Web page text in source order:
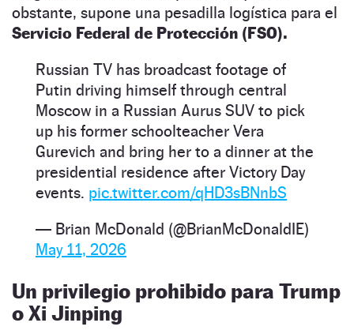
obstante, supone una pesadilla logística para el
Servicio Federal de Protección (FSO).
Russian TV has broadcast footage of
Putin driving himself through central
Moscow in a Russian Aurus SUV to pick
up his former schoolteacher Vera
Gurevich and bring her to a dinner at the
presidential residence after Victory Day
events. pic.twitter.com/qHD3sBNnbS
— Brian McDonald (@BrianMcDonaldIE)
May 11, 2026
Un privilegio prohibido para Trump
o Xi Jinping